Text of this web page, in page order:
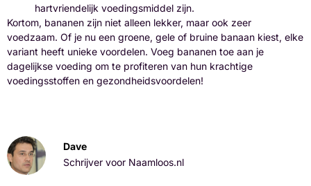
hartvriendelijk voedingsmiddel zijn.
Kortom, bananen zijn niet alleen lekker, maar ook zeer
voedzaam. Of je nu een groene, gele of bruine banaan kiest, elke
variant heeft unieke voordelen. Voeg bananen toe aan je
dagelijkse voeding om te profiteren van hun krachtige
voedingsstoffen en gezondheidsvoordelen!
Dave
Schrijver voor Naamloos.nl